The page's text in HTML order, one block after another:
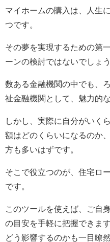
マイホームの購入は、人生
つです。
その夢を実現するための第
ーンの検討ではないでしょう
数ある金融機関の中でも、
祉金融機関として、魅力的
しかし、実際に自分がいく
額はどのくらいになるのか
方も多いはずです。
そこで役立つのが、住宅ロ
です。
このツールを使えば、ご自
の目安を手軽に把握できま
どう影響するのかも一目瞭